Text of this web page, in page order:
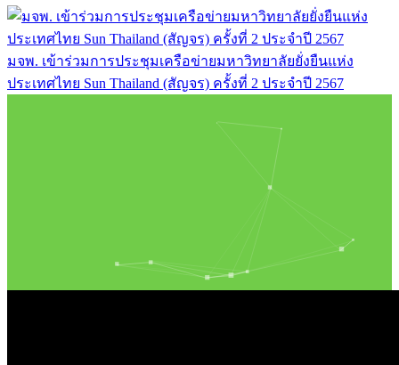
มจพ. เข้าร่วมการประชุมเครือข่ายมหาวิทยาลัยยั่งยืนแห่ง
ประเทศไทย Sun Thailand (สัญจร) ครั้งที่ 2 ประจำปี 2567